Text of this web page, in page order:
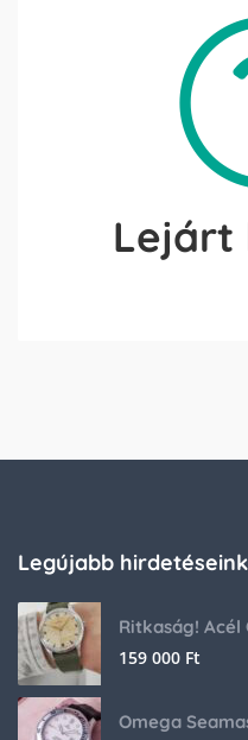
Lejárt
Legújabb hirdetéseink
159 000 Ft
Omega